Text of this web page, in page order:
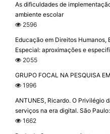
As dificuldades de
ambiente escolar
2596
Educação em Direitos
Especial: aproximações e
2055
GRUPO FOCAL NA PESQUISA
1996
ANTUNES, Ricardo. O Privilégio
serviços na era digital. São
1662